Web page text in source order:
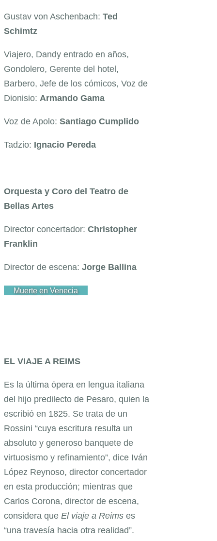
Gustav von Aschenbach: Ted
Schimtz
Viajero, Dandy entrado en años,
Gondolero, Gerente del hotel,
Barbero, Jefe de los cómicos, Voz de
Dionisio: Armando Gama
Voz de Apolo: Santiago Cumplido
Tadzio: Ignacio Pereda
Orquesta y Coro del Teatro de
Bellas Artes
Director concertador: Christopher
Franklin
Director de escena: Jorge Ballina
Muerte en Venecia
EL VIAJE A REIMS
Es la última ópera en lengua italiana
del hijo predilecto de Pesaro, quien la
escribió en 1825. Se trata de un
Rossini “cuya escritura resulta un
absoluto y generoso banquete de
virtuosismo y refinamiento”, dice Iván
López Reynoso, director concertador
en esta producción; mientras que
Carlos Corona, director de escena,
considera que El viaje a Reims es
“una travesía hacia otra realidad”.